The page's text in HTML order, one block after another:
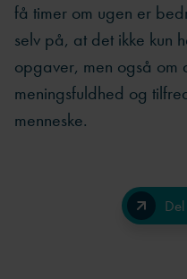
få timer om ugen er
selv på, at det ikke kun
opgaver, men også om
meningsfuldhed og
menneske.